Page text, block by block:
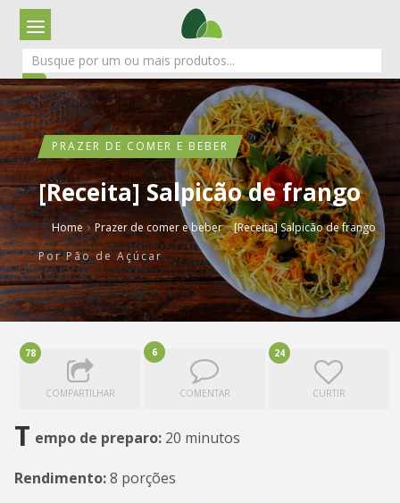
PRAZER DE COMER E BEBER
[Receita] Salpicão de frango
Home › Prazer de comer e beber › [Receita] Salpicão de frango
PorPão de Açúcar
78
COMPARTILHAR
6
COMENTAR
24
CURTIR
T empo de preparo: 20 minutos
Rendimento:8 porções